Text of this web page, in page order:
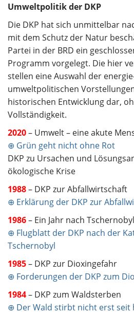
Umweltpolitik der DKP
Die DKP hat sich unmittelbar
mit dem Schutz der Natur
Partei in der BRD ein
Programm vorgelegt. Die hier
stellen eine Auswahl der
umweltpolitischen
historischen Entwicklung dar,
Vollständigkeit.
2020– Umwelt – eine akute
⊕ Grün geht nicht ohne Rot
DKP zu Ursachen und
ökologische Krise
1988– DKP zur Abfallwirtschaft
⊕ Erklärung der DKP zur
1986– Ein Jahr nach Tschernobyl
⊕ Flugblatt der DKP nach der
Tschernobyl
1985– DKP zur Dioxingefahr
⊕ Forderungen der DKP zum
1984– DKP zum Waldsterben
⊕ Der Wald stirbt nicht erst seit